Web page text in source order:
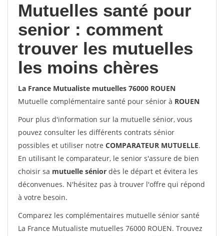
Mutuelles santé pour
senior : comment
trouver les mutuelles
les moins chères
La France Mutualiste mutuelles 76000 ROUEN
Mutuelle complémentaire santé pour sénior à ROUEN
Pour plus d'information sur la mutuelle sénior, vous
pouvez consulter les différents contrats sénior
possibles et utiliser notre COMPARATEUR MUTUELLE.
En utilisant le comparateur, le senior s'assure de bien
choisir sa mutuelle sénior dès le départ et évitera les
déconvenues. N'hésitez pas à trouver l'offre qui répond
à votre besoin.
Comparez les complémentaires mutuelle sénior santé
La France Mutualiste mutuelles 76000 ROUEN. Trouvez